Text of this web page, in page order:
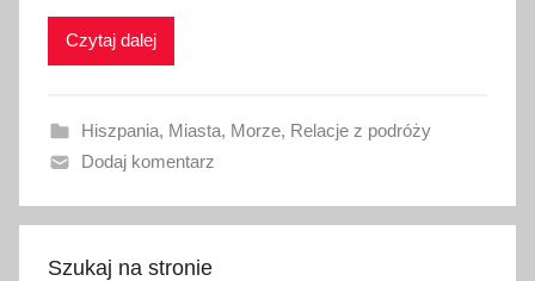
i
a
n
1
4
Czytaj dalej
Hiszpania, Miasta, Morze, Relacje z podróży
Dodaj komentarz
Szukaj na stronie